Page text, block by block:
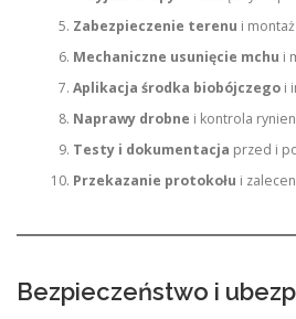
Zabezpieczenie terenu i
Mechaniczne usunięcie mchu i
Aplikacja środka biobójczegoi
Naprawy drobne i kontrola
Testy i dokumentacja przed i
Przekazanie protokołu i
Bezpieczeństwo i